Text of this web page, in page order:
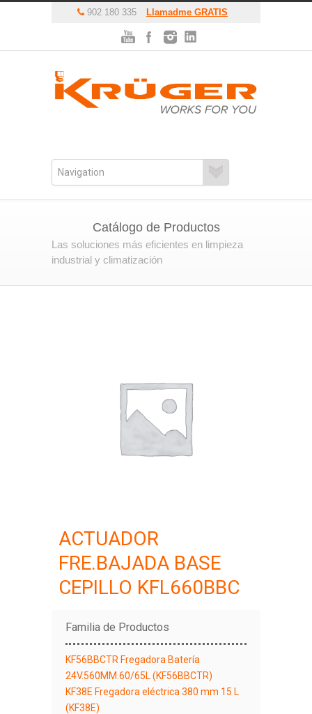
902 180 335 Llamadme GRATIS
Catálogo de Productos
Las soluciones más eficientes en limpieza
industrial y climatización
ACTUADOR
FRE.BAJADA BASE
CEPILLO KFL660BBC
Familia de Productos
KF56BBCTR Fregadora Batería
24V.560MM.60/65L (KF56BBCTR)
KF38E Fregadora eléctrica 380 mm 15 L
(KF38E)